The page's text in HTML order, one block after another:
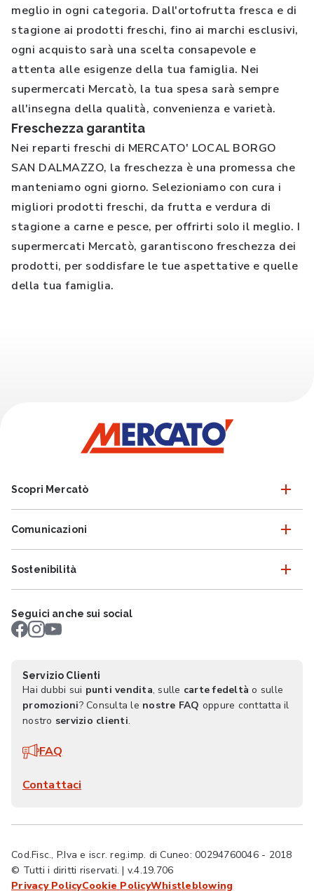
meglio in ogni categoria. Dall'ortofrutta fresca e di
stagione ai prodotti freschi, fino ai marchi esclusivi,
ogni acquisto sarà una scelta consapevole e
attenta alle esigenze della tua famiglia. Nei
supermercati Mercatò, la tua spesa sarà sempre
all'insegna della qualità, convenienza e varietà.
Freschezza garantita
Nei reparti freschi di MERCATO' LOCAL BORGO
SAN DALMAZZO, la freschezza è una promessa che
manteniamo ogni giorno. Selezioniamo con cura i
migliori prodotti freschi, da frutta e verdura di
stagione a carne e pesce, per offrirti solo il meglio. I
supermercati Mercatò, garantiscono freschezza dei
prodotti, per soddisfare le tue aspettative e quelle
della tua famiglia.
Scopri Mercatò
Comunicazioni
Sostenibilità
Seguici anche sui social
Servizio Clienti
Hai dubbi sui punti vendita, sulle carte fedeltà o sulle
promozioni? Consulta le nostre FAQ oppure conttatta il
nostro servizio clienti.
FAQ
Contattaci
Cod.Fisc., P.Iva e iscr. reg.imp. di Cuneo: 00294760046 - 2018
© Tutti i diritti riservati. | v.4.19.706
Privacy PolicyCookie PolicyWhistleblowing